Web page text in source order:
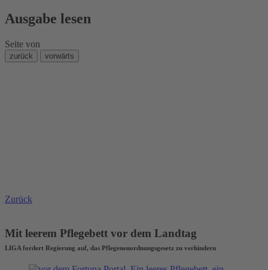
Ausgabe lesen
Seite von
zurück vorwärts
Zurück
Mit leerem Pflegebett vor dem Landtag
LIGA fordert Regierung auf, das Pflegeneuordnungsgesetz zu verhindern